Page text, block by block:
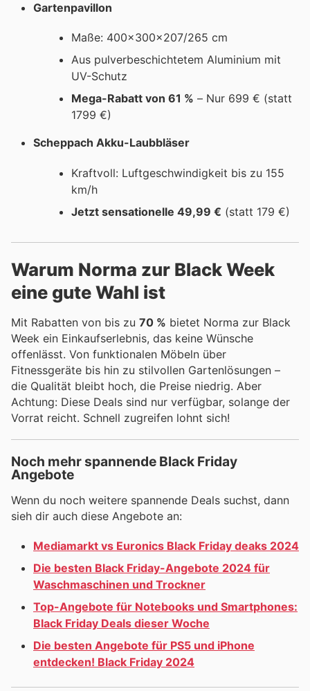
Gartenpavillon
Maße: 400x300x207/265 cm
Aus pulverbeschichtetem Aluminium mit
UV-Schutz
Mega-Rabatt von 61 % – Nur 699 € (statt
1799 €)
Scheppach Akku-Laubbläser
Kraftvoll: Luftgeschwindigkeit bis zu 155
km/h
Jetzt sensationelle 49,99 € (statt 179 €)
Warum Norma zur Black Week
eine gute Wahl ist
Mit Rabatten von bis zu 70 % bietet Norma zur Black
Week ein Einkaufserlebnis, das keine Wünsche
offenlässt. Von funktionalen Möbeln über
Fitnessgeräte bis hin zu stilvollen Gartenlösungen –
die Qualität bleibt hoch, die Preise niedrig. Aber
Achtung: Diese Deals sind nur verfügbar, solange der
Vorrat reicht. Schnell zugreifen lohnt sich!
Noch mehr spannende Black Friday
Angebote
Wenn du noch weitere spannende Deals suchst, dann
sieh dir auch diese Angebote an:
Mediamarkt vs Euronics Black Friday deaks 2024
Die besten Black Friday-Angebote 2024 für
Waschmaschinen und Trockner
Top-Angebote für Notebooks und Smartphones:
Black Friday Deals dieser Woche
Die besten Angebote für PS5 und iPhone
entdecken! Black Friday 2024